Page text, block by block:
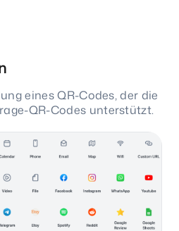
eines QR-Codes, der die
QR-Codes unterstützt.